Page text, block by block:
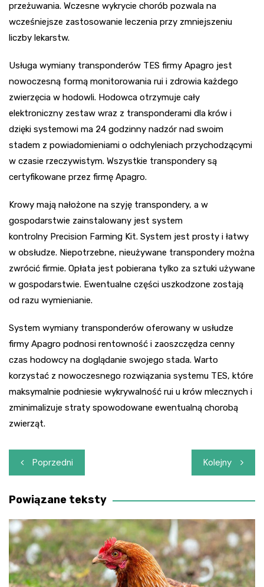
przeżuwania. Wczesne wykrycie chorób pozwala na
wcześniejsze zastosowanie leczenia przy zmniejszeniu
liczby lekarstw.
Usługa wymiany transponderów TES firmy Apagro jest
nowoczesną formą monitorowania rui i zdrowia każdego
zwierzęcia w hodowli. Hodowca otrzymuje cały
elektroniczny zestaw wraz z transponderami dla krów i
dzięki systemowi ma 24 godzinny nadzór nad swoim
stadem z powiadomieniami o odchyleniach przychodzącymi
w czasie rzeczywistym. Wszystkie transpondery są
certyfikowane przez firmę Apagro.
Krowy mają nałożone na szyję transpondery, a w
gospodarstwie zainstalowany jest system
kontrolny Precision Farming Kit. System jest prosty i łatwy
w obsłudze. Niepotrzebne, nieużywane transpondery można
zwrócić firmie. Opłata jest pobierana tylko za sztuki używane
w gospodarstwie. Ewentualne części uszkodzone zostają
od razu wymienianie.
System wymiany transponderów oferowany w usłudze
firmy Apagro podnosi rentowność i zaoszczędza cenny
czas hodowcy na doglądanie swojego stada. Warto
korzystać z nowoczesnego rozwiązania systemu TES, które
maksymalnie podniesie wykrywalność rui u krów mlecznych i
zminimalizuje straty spowodowane ewentualną chorobą
zwierząt.
Nawigacja
wpisu
Poprzedni Kolejny
Powiązane teksty